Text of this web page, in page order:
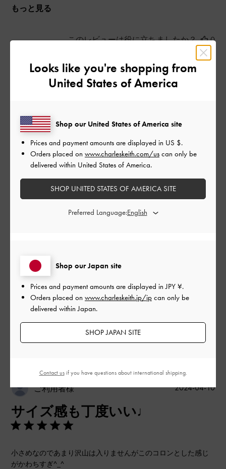
もっと見る
このレビューは役に立ちましたか？
0
0
可愛い
ちょうど良い大きさで小さいようだけど、カードケース、リッ
プ、携帯、キーなど入ります。
ちょっとしたおでかけには気軽に使えるので便利です。
サイズ: その他（シューズ以外） |カラー: ブルー系
もっと見る
このレビューは役に立ちましたか？
ご利用者様
サイズ感も丁度いい♩
小さめなのであまり沢山は入りませんがこのコロンとした感じ
がかわちすぎ^_^
公
2024-04-10
Looks like you're shopping from
United States of America
Shop our Japan site
Prices and payment amounts are displayed inJPY ¥.
Orders placed on www.charleskeith.jp/jp can only be
delivered within Japan.
SHOP JAPAN SITE
Shop our United States of America site
Prices and payment amounts are displayed in US $.
Orders placed on www.charleskeith.com/us can only be
delivered within United States of America.
SHOP UNITED STATES OF AMERICA SITE
Preferred Language:
Contact usif you have questions about international shipping.